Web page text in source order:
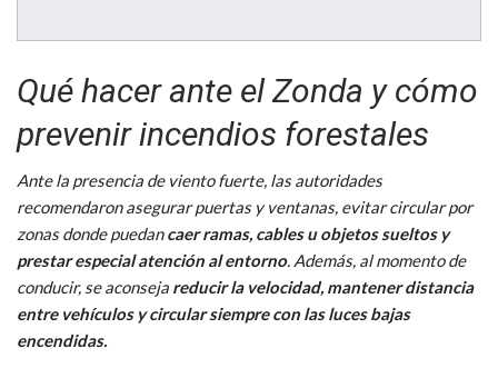
Qué hacer ante el Zonda y cómo
prevenir incendios forestales
Ante la presencia de viento fuerte, las autoridades
recomendaron asegurar puertas y ventanas, evitar circular por
zonas donde puedancaer ramas, cables u objetos sueltos y
prestar especial atención al entorno. Además, al momento de
conducir, se aconseja reducir la velocidad, mantener distancia
entre vehículos y circular siempre con las luces bajas
encendidas.